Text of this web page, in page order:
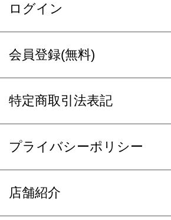
ログイン
会員登録(無料)
特定商取引法表記
プライバシーポリシー
店舗紹介